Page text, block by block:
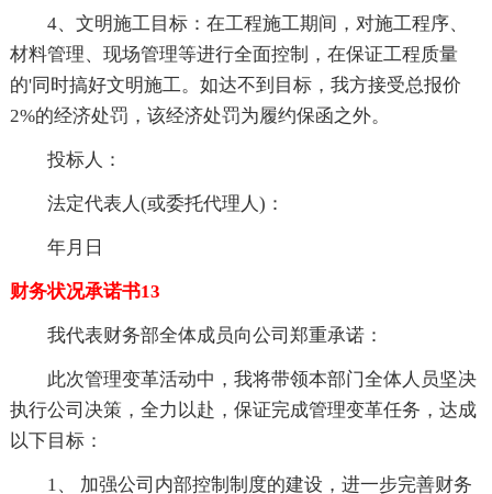
4、文明施工目标：在工程施工期间，对施工程序、
材料管理、现场管理等进行全面控制，在保证工程质量
的'同时搞好文明施工。如达不到目标，我方接受总报价
2%的经济处罚，该经济处罚为履约保函之外。
投标人：
法定代表人(或委托代理人)：
年月日
财务状况承诺书13
我代表财务部全体成员向公司郑重承诺：
此次管理变革活动中，我将带领本部门全体人员坚决
执行公司决策，全力以赴，保证完成管理变革任务，达成
以下目标：
1、 加强公司内部控制制度的建设，进一步完善财务